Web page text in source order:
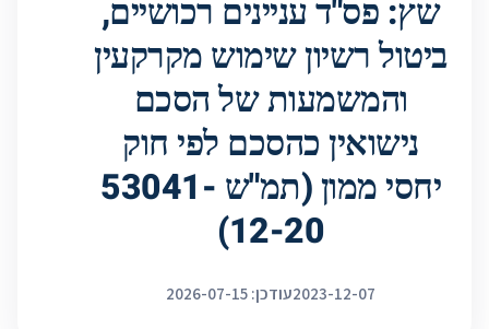
שץ: פס"ד עניינים רכושיים,
ביטול רשיון שימוש מקרקעין
והמשמעות של הסכם
נישואין כהסכם לפי חוק
יחסי ממון (תמ"ש 53041-
12-20)
2023-12-07עודכן: 2026-07-15